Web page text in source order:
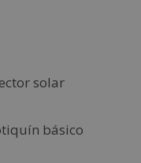
solar
básico